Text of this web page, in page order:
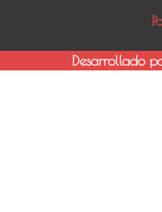
Desarrollado